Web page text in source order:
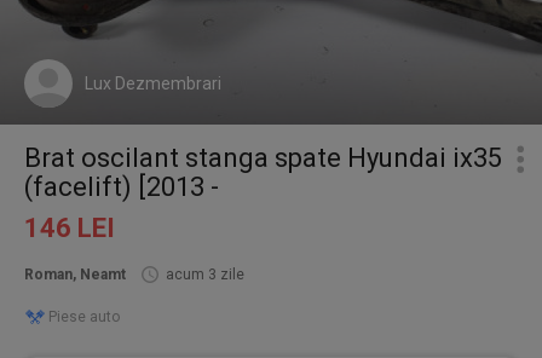
Lux Dezmembrari
Brat oscilant stanga spate Hyundai ix35
(facelift) [2013 -
146 LEI
Roman, Neamt acum 3 zile
Piese auto